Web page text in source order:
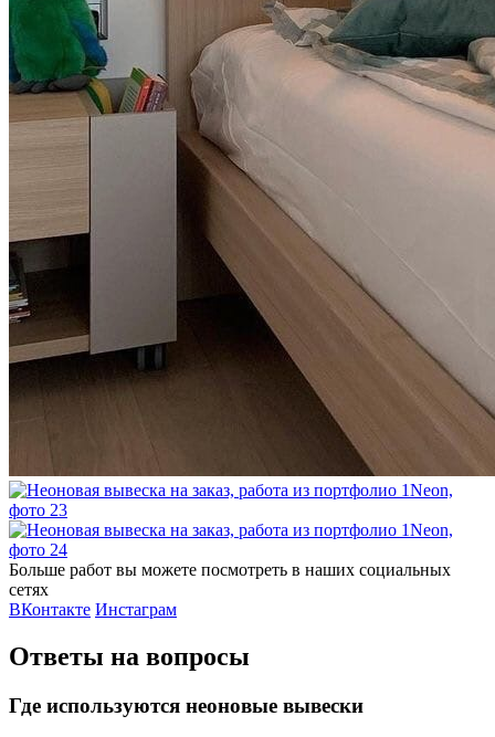
Больше работ вы можете посмотреть в наших социальных
сетях
ВКонтакте Инстаграм
Ответы на вопросы
Где используются неоновые вывески